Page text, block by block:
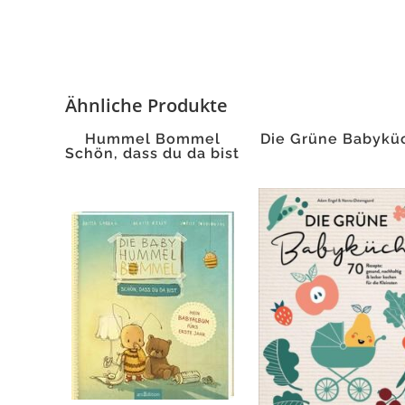
Ähnliche Produkte
Hummel Bommel
Schön, dass du da bist
Die Grüne